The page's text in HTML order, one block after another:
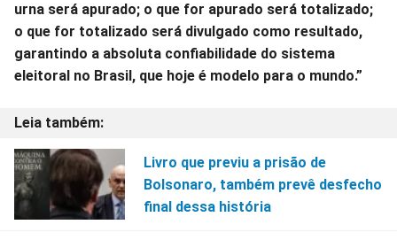
urna será apurado; o que for apurado será totalizado;
o que for totalizado será divulgado como resultado,
garantindo a absoluta confiabilidade do sistema
eleitoral no Brasil, que hoje é modelo para o mundo.”
Livro que previu a prisão de
Bolsonaro, também prevê desfecho
final dessa história